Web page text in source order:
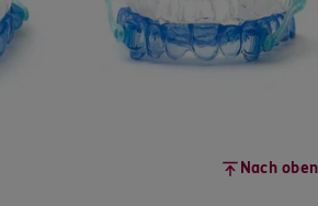
Nach oben